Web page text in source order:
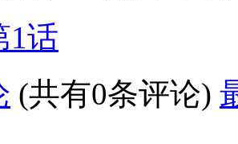
1话
(共有0条评论)